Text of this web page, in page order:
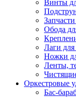
Винты
Обода
Лаги для
Ножки
Ленты,
Оркестровые
Бас-